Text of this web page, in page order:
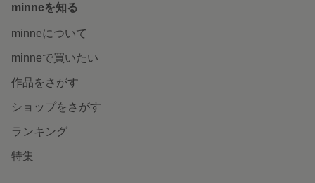
minneを知る
minneについて
minneで買いたい
作品をさがす
ショップをさがす
ランキング
特集